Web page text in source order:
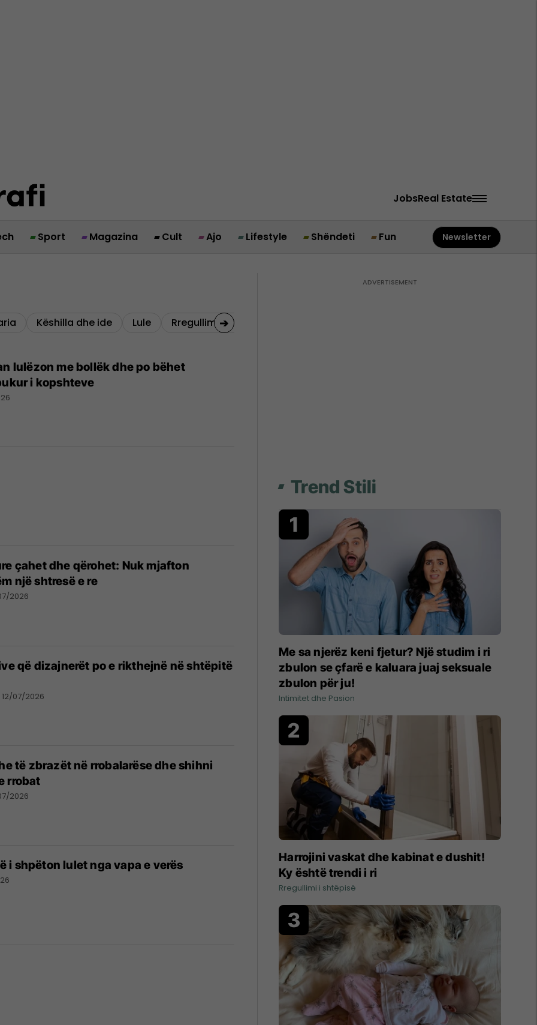
JobsReal Estate
Sport Magazina Cult Ajo Lifestyle Shëndeti Fun Newsletter
Këshilla dhe ide Lule Rregullimi i shtëpisë
➔
lulëzon me bollëk dhe po bëhet
i kopshteve
çahet dhe qërohet: Nuk mjafton
një shtresë e re
2026
që dizajnerët po e rikthejnë në shtëpitë
12/07/2026
të zbrazët në rrobalarëse dhe shihni
rrobat
2026
i shpëton lulet nga vapa e verës
Trend Stili
Me sa njerëz keni fjetur? Një studim i ri
zbulon se çfarë e kaluara juaj seksuale
zbulon për ju!
Intimitet dhe Pasion
Harrojini vaskat dhe kabinat e dushit!
Ky është trendi i ri
Rregullimi i shtëpisë